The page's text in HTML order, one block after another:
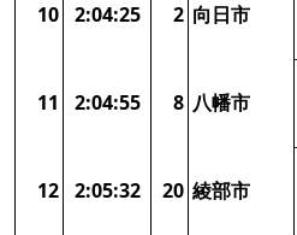
10 2:04:25 2 向日市
11 2:04:55 8 八幡市
12 2:05:32 20 綾部市